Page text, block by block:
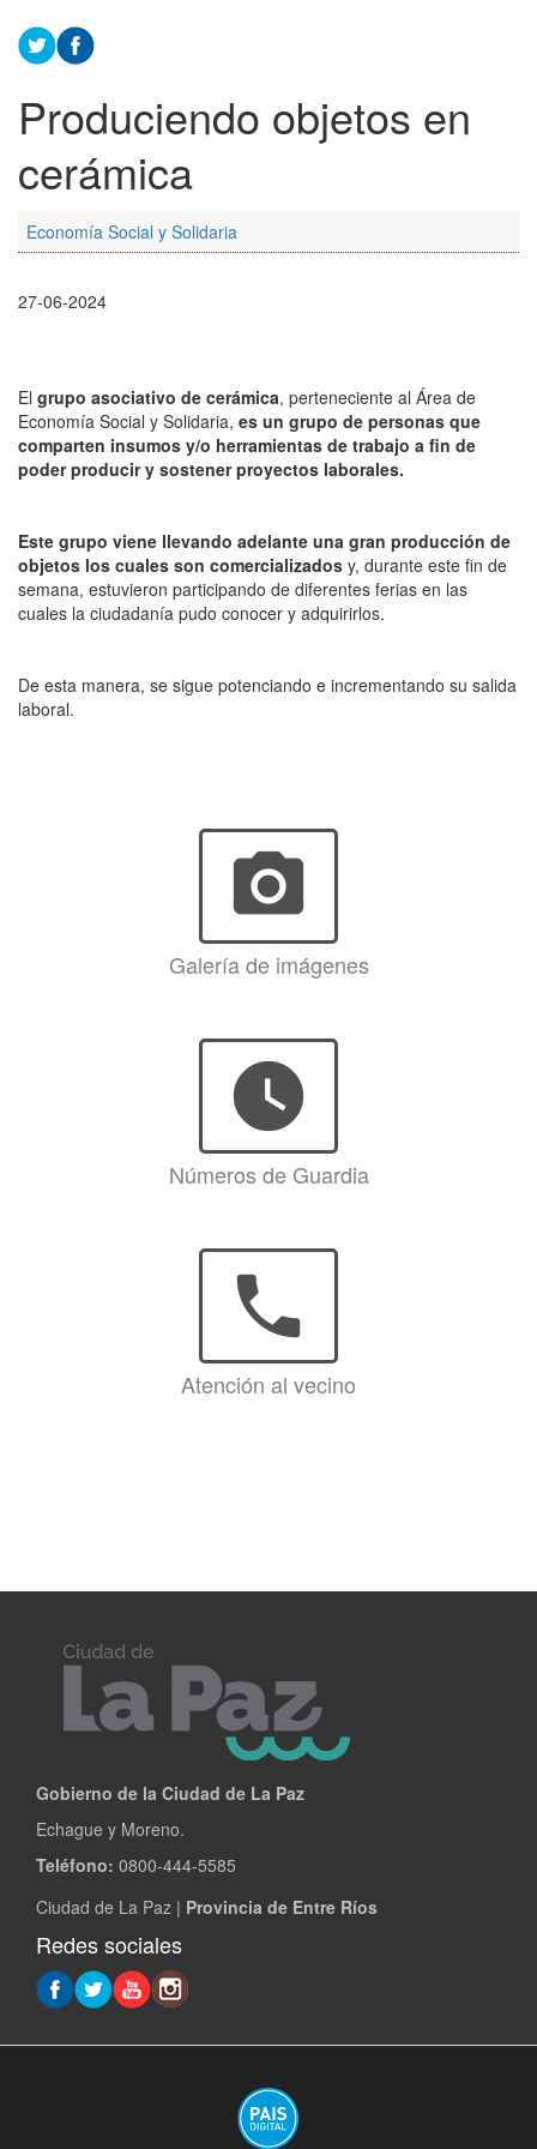
Produciendo objetos en
cerámica
Economía Social y Solidaria
27-06-2024
El grupo asociativo de cerámica, perteneciente al Área de
Economía Social y Solidaria, es un grupo de personas que
comparten insumos y/o herramientas de trabajo a fin de
poder producir y sostener proyectos laborales.
Este grupo viene llevando adelante una gran producción de
objetos los cuales son comercializados y, durante este fin de
semana, estuvieron participando de diferentes ferias en las
cuales la ciudadanía pudo conocer y adquirirlos.
De esta manera, se sigue potenciando e incrementando su salida
laboral.
photo_camera
Galería de imágenes
watch_later
Números de Guardia
phone
Atención al vecino
Gobierno de la Ciudad de La Paz
Echague y Moreno.
Teléfono: 0800-444-5585
Ciudad de La Paz | Provincia de Entre Ríos
Redes sociales